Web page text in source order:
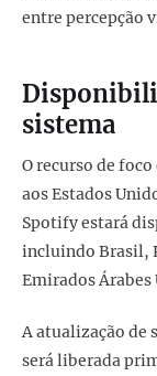
entre percepção
sistema
O recurso de
aos Estados
Spotify estará
incluindo Brasil,
Emirados Árabes
A atualização de
será liberada